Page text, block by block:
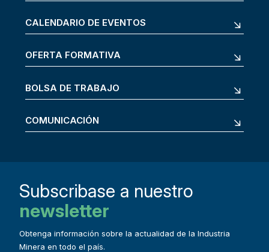
CALENDARIO DE EVENTOS
OFERTA FORMATIVA
BOLSA DE TRABAJO
COMUNICACIÓN
Subscribase a nuestro
newsletter
Obtenga información sobre la actualidad de la Industria
Minera en todo el país.